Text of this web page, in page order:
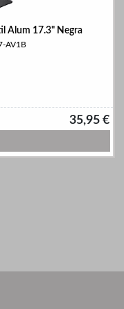
Alum 17.3" Negra
AV1B
35,95 €